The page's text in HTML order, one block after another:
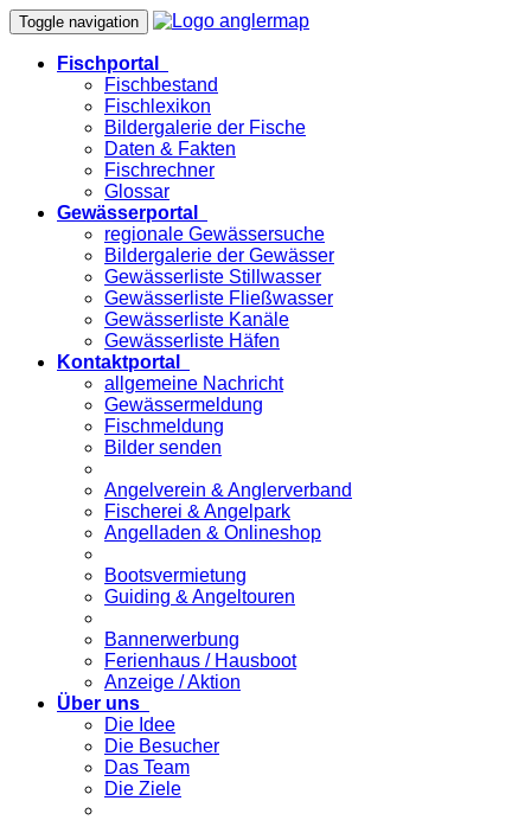
Toggle navigation
Fischportal
Fischbestand
Fischlexikon
Bildergalerie der Fische
Daten & Fakten
Fischrechner
Glossar
Gewässerportal
regionale Gewässersuche
Bildergalerie der Gewässer
Gewässerliste Stillwasser
Gewässerliste Fließwasser
Gewässerliste Kanäle
Gewässerliste Häfen
Kontaktportal
allgemeine Nachricht
Gewässermeldung
Fischmeldung
Bilder senden
Angelverein & Anglerverband
Fischerei & Angelpark
Angelladen & Onlineshop
Bootsvermietung
Guiding & Angeltouren
Bannerwerbung
Ferienhaus / Hausboot
Anzeige / Aktion
Über uns
Die Idee
Die Besucher
Das Team
Die Ziele